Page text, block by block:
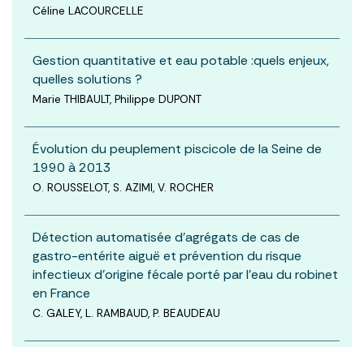
Céline LACOURCELLE
Gestion quantitative et eau potable :quels enjeux,
quelles solutions ?
Marie THIBAULT, Philippe DUPONT
Évolution du peuplement piscicole de la Seine de
1990 à 2013
O. ROUSSELOT, S. AZIMI, V. ROCHER
Détection automatisée d’agrégats de cas de
gastro-entérite aiguë et prévention du risque
infectieux d’origine fécale porté par l’eau du robinet
en France
C. GALEY, L. RAMBAUD, P. BEAUDEAU